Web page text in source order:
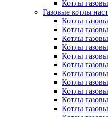
Котлы
Газовые котлы
Котлы
Котлы
Котлы
Котлы
Котлы
Котлы
Котлы
Котлы
Котлы
Котлы
Котлы